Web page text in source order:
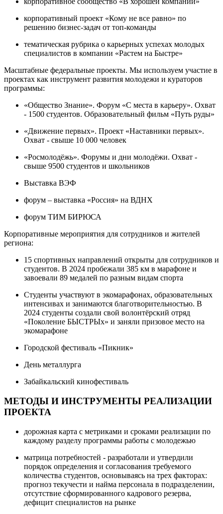
корпоративный проект «Кому не все равно» по
решению бизнес-задач от топ-команды
тематическая рубрика о карьерных успехах молодых
специалистов в компании «Растем на Быстре»
Масштабные федеральные проекты. Мы используем участие в
проектах как инструмент развития молодежи и кураторов
программы:
«Общество Знание». Форум «С места в карьеру». Охват
- 1500 студентов. Образовательный фильм «Путь руды»
«Движение первых». Проект «Наставники первых».
Охват - свыше 10 000 человек
«Росмолодёжь». Форумы и дни молодёжи. Охват -
свыше 9500 студентов и школьников
Выставка ВЭФ
форум – выставка «Россия» на ВДНХ
форум ТИМ БИРЮСА
Корпоративные мероприятия для сотрудников и жителей
региона:
15 спортивных направлений открыты для сотрудников и
студентов. В 2024 пробежали 385 км в марафоне и
завоевали 89 медалей по разным видам спорта
Студенты участвуют в экомарафонах, образовательных
интенсивах и занимаются благотворительностью. В
2024 студенты создали свой волонтёрский отряд
«Поколение БЫСТРЫх» и заняли призовое место на
экомарафоне
Городской фестиваль «Пикник»
День металлурга
Забайкальский кинофестиваль
МЕТОДЫ И ИНСТРУМЕНТЫ РЕАЛИЗАЦИИ
ПРОЕКТА
дорожная карта с метриками и сроками реализации по
каждому разделу программы работы с молодежью
матрица потребностей - разработали и утвердили
порядок определения и согласования требуемого
количества студентов, основываясь на трех факторах:
прогноз текучести и найма персонала в подразделении,
отсутствие сформированного кадрового резерва,
дефицит специалистов на рынке